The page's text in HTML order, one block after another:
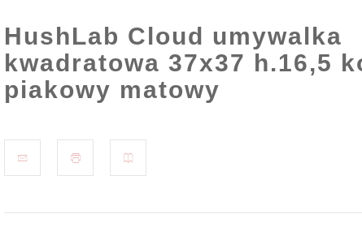
HushLab Cloud umywalka
kwadratowa 37x37 h.16,5
piakowy matowy